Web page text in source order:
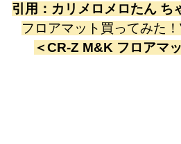
引用： カリメロメロたん ち
フロアマット買ってみた
＜CR-Z M&K フロアマ